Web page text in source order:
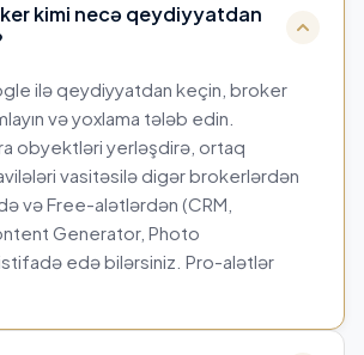
kimi necə qeydiyyatdan
ilə qeydiyyatdan keçin, broker
və yoxlama tələb edin.
obyektləri yerləşdirə, ortaq
vasitəsilə digər brokerlərdən
və Free-alətlərdən (CRM,
Generator, Photo
edə bilərsiniz. Pro-alətlər